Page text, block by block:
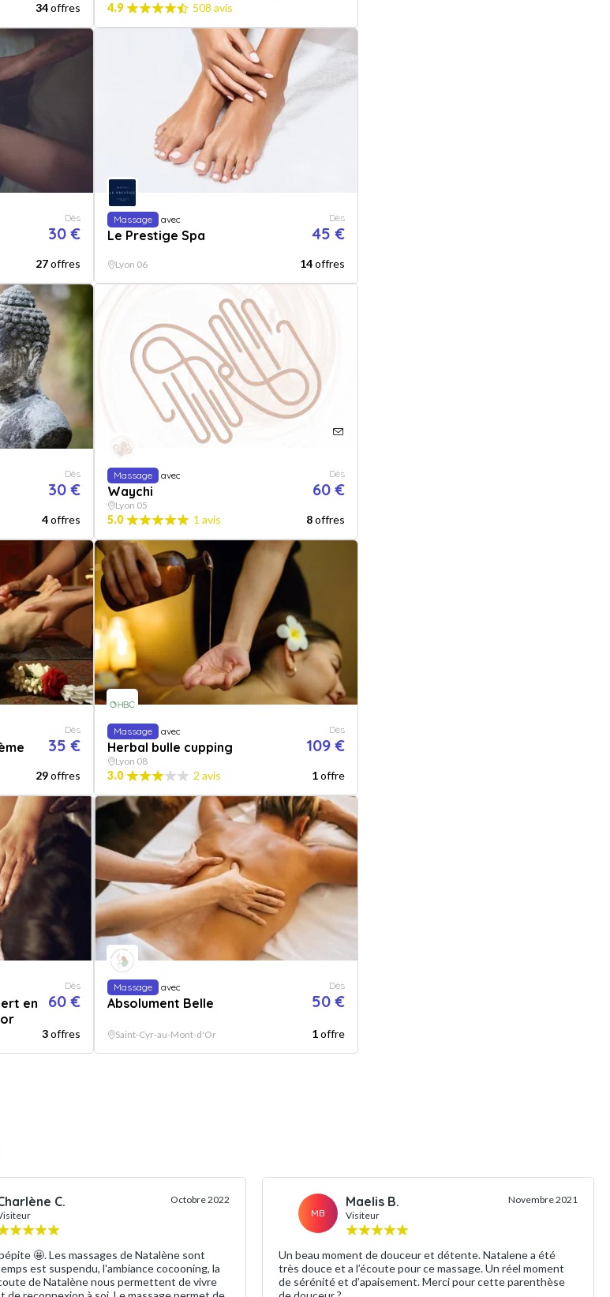
34offres
4.9
508 avis
Dès
30 €
27offres
Massage avec
Le Prestige Spa
Dès
45 €
Lyon 06 14offres
Dès
30 €
4offres
Massage avec
Waychi
Dès
60 €
Lyon 05
5.0 1 avis 8offres
Dès
35 €
29offres
Massage avec
Herbal bulle cupping
Dès
109 €
Lyon 08
3.0 2 avis 1offre
en
Dès
60 €
3offres
Massage avec
Absolument Belle
Dès
50 €
Saint-Cyr-au-Mont-d'Or 1offre
C. Octobre 2022
🤩. Les massages de Natalène sont
est suspendu, l'ambiance cocooning, la
de Natalène nous permettent de vivre
MB
Maelis B.
Visiteur
Novembre 2021
Un beau moment de douceur et détente. Natalene a été
très douce et a l’écoute pour ce massage. Un réel moment
de sérénité et d’apaisement. Merci pour cette parenthèse